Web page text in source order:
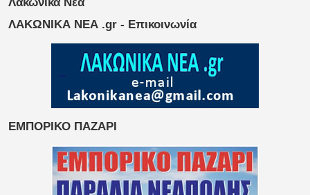
ΛΑΚΩΝΙΚΑ ΝΕΑ .gr - Επικοινωνία
ΕΜΠΟΡΙΚΟ ΠΑΖΑΡΙ